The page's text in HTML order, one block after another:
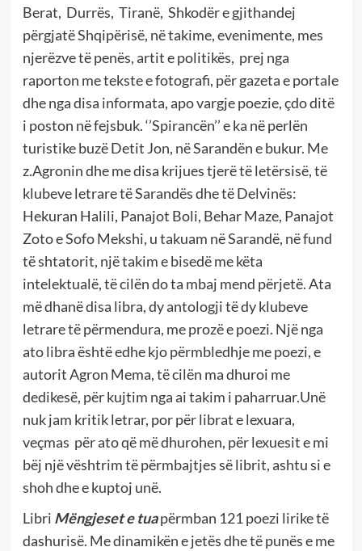
Berat, Durrës, Tiranë, Shkodër e gjithandej
përgjatë Shqipërisë, në takime, evenimente, mes
njerëzve të penës, artit e politikës, prej nga
raporton me tekste e fotografi, për gazeta e portale
dhe nga disa informata, apo vargje poezie, çdo ditë
i poston në fejsbuk. ‘’Spirancën’’ e ka në perlën
turistike buzë Detit Jon, në Sarandën e bukur. Me
z.Agronin dhe me disa krijues tjerë të letërsisë, të
klubeve letrare të Sarandës dhe të Delvinës:
Hekuran Halili, Panajot Boli, Behar Maze, Panajot
Zoto e Sofo Mekshi, u takuam në Sarandë, në fund
të shtatorit, një takim e bisedë me këta
intelektualë, të cilën do ta mbaj mend përjetë. Ata
më dhanë disa libra, dy antologji të dy klubeve
letrare të përmendura, me prozë e poezi. Një nga
ato libra është edhe kjo përmbledhje me poezi, e
autorit Agron Mema, të cilën ma dhuroi me
dedikesë, për kujtim nga ai takim i paharruar.Unë
nuk jam kritik letrar, por për librat e lexuara,
veçmas për ato që më dhurohen, për lexuesit e mi
bëj një vështrim të përmbajtjes së librit, ashtu si e
shoh dhe e kuptoj unë.
Libri Mëngjeset e tuapërmban 121 poezi lirike të
dashurisë. Me dinamikën e jetës dhe të punës e me